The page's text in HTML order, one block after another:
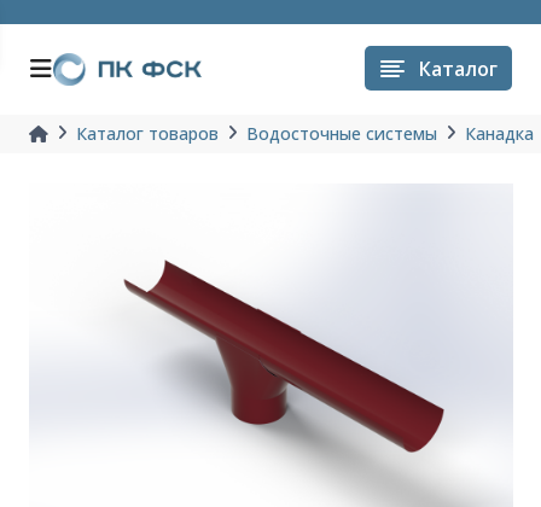
Каталог
Каталог товаров Водосточные системы Канадка